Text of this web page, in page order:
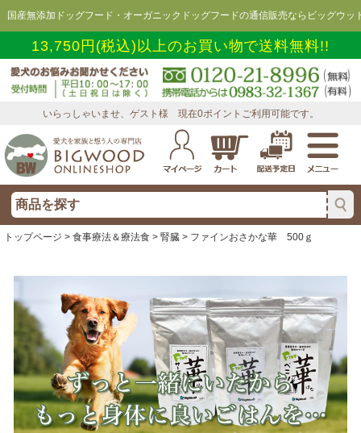
国産無添加ドッグフード・オーガニックドッグフードの通信販売ならビッグウッ
13,750円(税込)以上のお買い物で送料無料!!
いらっしゃいませ、ゲスト様 現在0ポイントご利用可能です。
トップページ > 食事療法＆療法食 > 腎臓 > ファインおさかな華 500ｇ